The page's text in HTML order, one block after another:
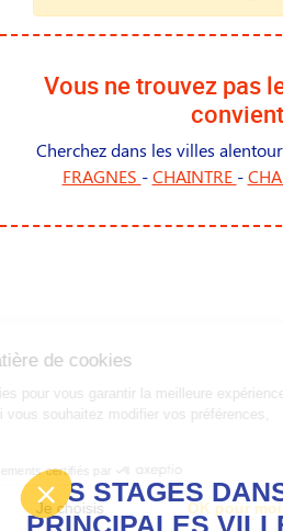
Vous ne trouvez pas
Cherchez dans les villes
FRAGNES -CHAINTRE -
NOS STAGES
PRINCIPALES